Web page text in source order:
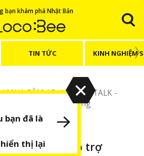
bạn khám phá Nhật Bản
TIN TỨC KINH NGHIỆM
/MUA SẮM/Dokodemo TALK -
du lịch với 31 thứ tiếng
- công cụ hỗ trợ
thị lại
bạn đã là